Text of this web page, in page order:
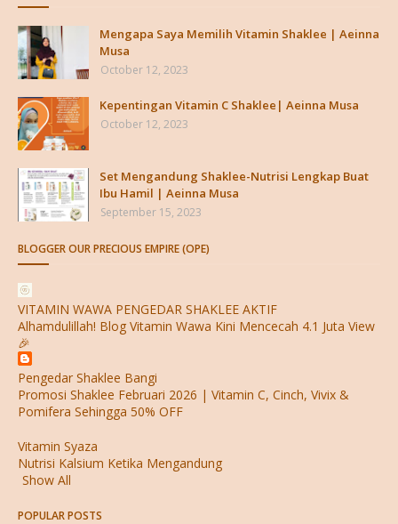
Mengapa Saya Memilih Vitamin Shaklee | Aeinna
Musa
October 12, 2023
Kepentingan Vitamin C Shaklee| Aeinna Musa
October 12, 2023
Set Mengandung Shaklee-Nutrisi Lengkap Buat
Ibu Hamil | Aeinna Musa
September 15, 2023
BLOGGER OUR PRECIOUS EMPIRE (OPE)
VITAMIN WAWA PENGEDAR SHAKLEE AKTIF
Alhamdulillah! Blog Vitamin Wawa Kini Mencecah 4.1 Juta View
🎉
Pengedar Shaklee Bangi
Promosi Shaklee Februari 2026 | Vitamin C, Cinch, Vivix &
Pomifera Sehingga 50% OFF
Vitamin Syaza
Nutrisi Kalsium Ketika Mengandung
Show All
POPULAR POSTS